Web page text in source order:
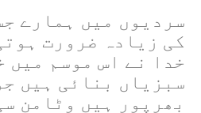
سردیوں میں ہمارے
کی زیادہ ضرورت
خدا نے اس موسم میں
سبزیاں بنائی ہیں
بھرپور ہیں وٹامن